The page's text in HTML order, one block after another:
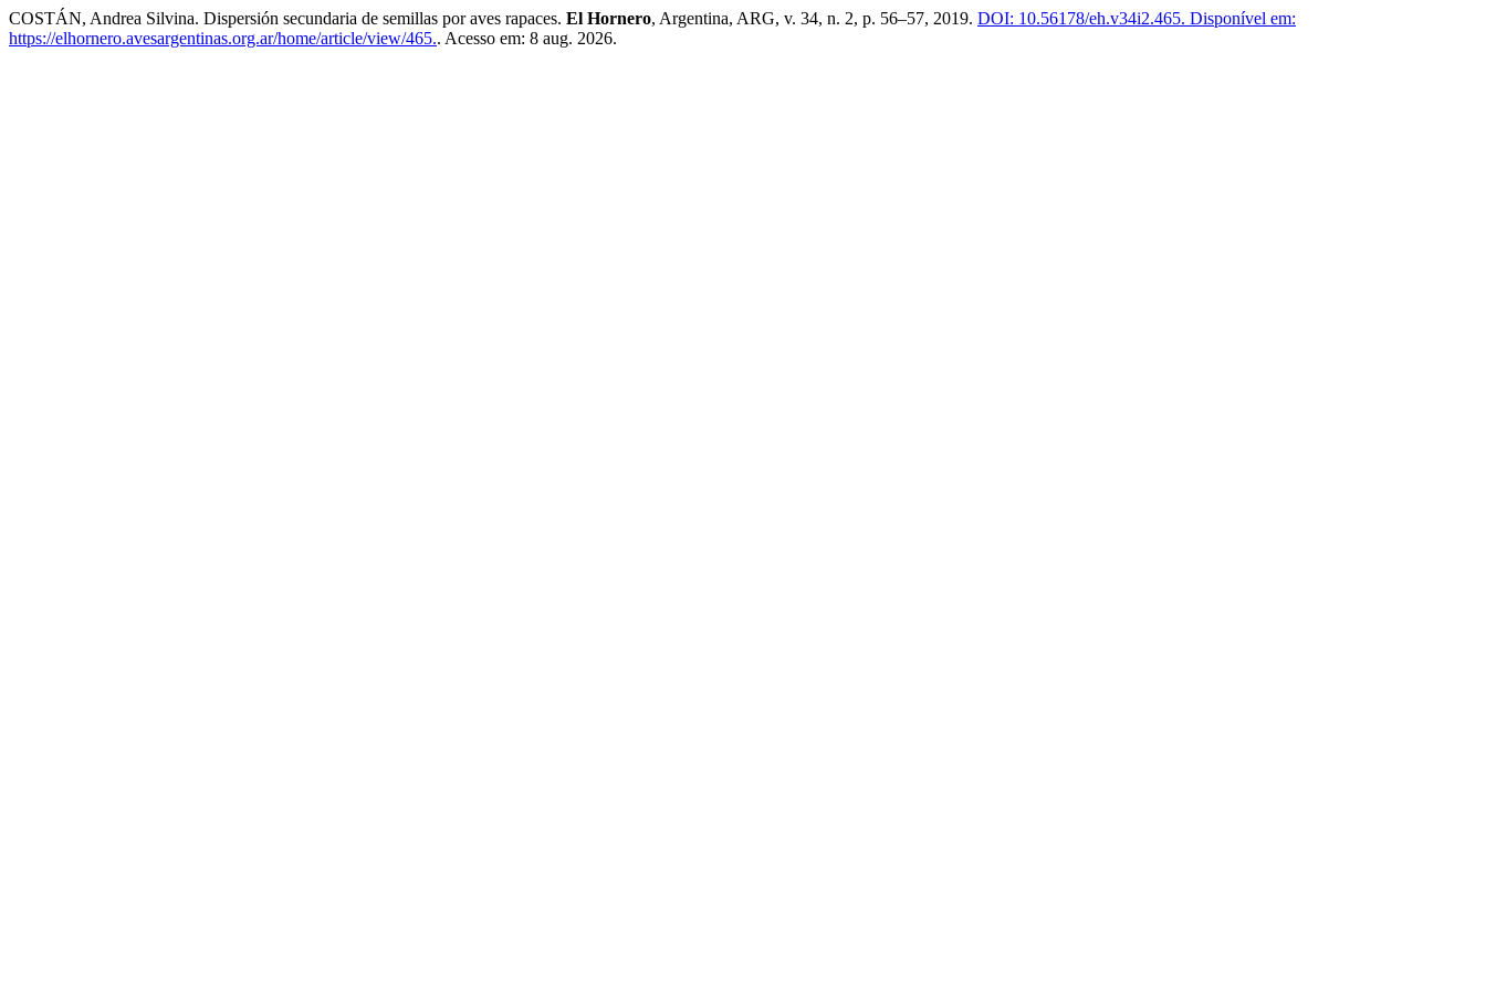
COSTÁN, Andrea Silvina. Dispersión secundaria de semillas por aves rapaces. El Hornero, Argentina, ARG, v. 34, n. 2, p. 56–57, 2019. DOI: 10.56178/eh.v34i2.465. Disponível em:
https://elhornero.avesargentinas.org.ar/home/article/view/465.. Acesso em: 8 aug. 2026.